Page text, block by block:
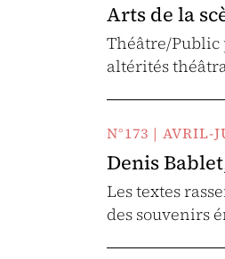
Arts de la
Théâtre/
altérités
N°173 | AVRIL-
Denis
Les textes
des souvenirs